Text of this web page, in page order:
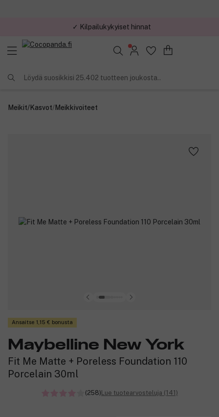
✓ Kilpailukykyiset hinnat
Löydä suosikkisi 25.402 tuotteen joukosta..
Meikit/Kasvot/Meikkivoiteet
Ansaitse 1,15 € bonusta
Maybelline New York
Fit Me Matte + Poreless Foundation 110
Porcelain 30ml
(258)Lue tuotearvosteluja (141)